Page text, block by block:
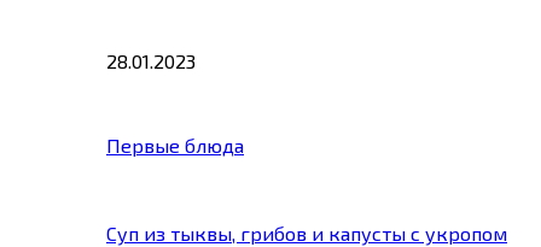
28.01.2023
Первые блюда
Суп из тыквы, грибов и капусты с укропом